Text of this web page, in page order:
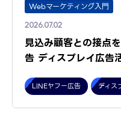
Webマーケティング入門
2026.07.02
見込み顧客との接点
告 ディスプレイ広告
LINEヤフー広告 ディス